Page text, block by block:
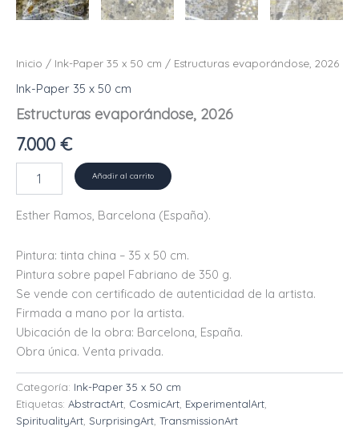
Inicio / Ink-Paper 35 x 50 cm / Estructuras evaporándose, 2026
Ink-Paper 35 x 50 cm
Estructuras evaporándose, 2026
7.000 €
Estructuras
evaporándose,
cantidad
Añadir al carrito
Esther Ramos, Barcelona (España).
Pintura: tinta china – 35 x 50 cm.
Pintura sobre papel Fabriano de 350 g.
Se vende con certificado de autenticidad de la artista.
Firmada a mano por la artista.
Ubicación de la obra: Barcelona, ​​España.
Obra única. Venta privada.
Categoría: Ink-Paper 35 x 50 cm
Etiquetas: AbstractArt CosmicArt ExperimentalArt
SpiritualityArt SurprisingArt TransmissionArt